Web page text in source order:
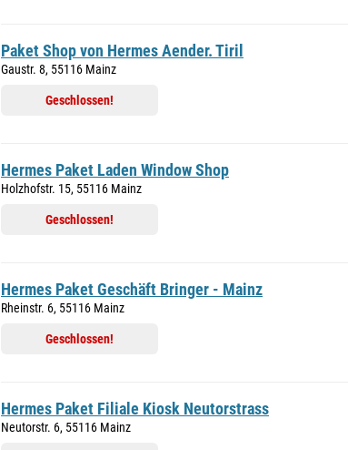
Paket Shop von Hermes Aender. Tiril
Gaustr. 8, 55116 Mainz
Geschlossen!
Hermes Paket Laden Window Shop
Holzhofstr. 15, 55116 Mainz
Geschlossen!
Hermes Paket Geschäft Bringer - Mainz
Rheinstr. 6, 55116 Mainz
Geschlossen!
Hermes Paket Filiale Kiosk Neutorstrass
Neutorstr. 6, 55116 Mainz